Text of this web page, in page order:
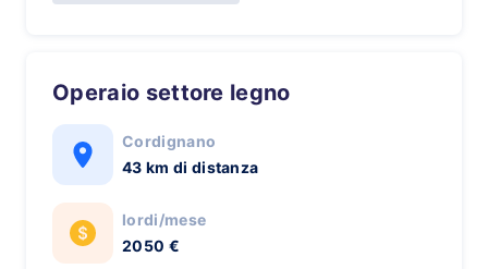
Operaio settore legno
Cordignano
43 km di distanza
lordi/mese
2050 €